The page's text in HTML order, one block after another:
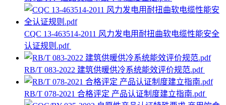
CQC 13-463514-2011 风力发电用耐扭曲软电缆性能安全
认证规则.pdf
RB/T 083-2022 建筑供暖供冷系统能效评价规范.pdf
RB/T 078-2021 合格评定 产品认证制度建立指南.pdf